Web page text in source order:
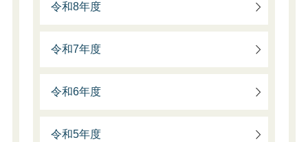
令和8年度
令和7年度
令和6年度
令和5年度